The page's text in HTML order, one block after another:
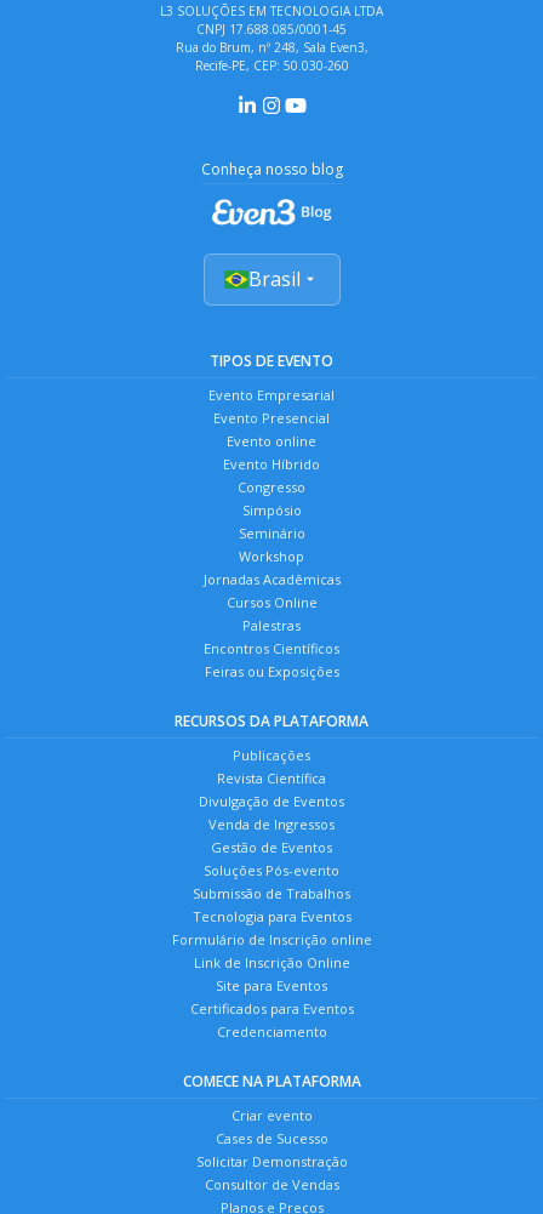
L3 SOLUÇÕES EM TECNOLOGIA LTDA
CNPJ 17.688.085/0001-45
Rua do Brum, nº 248, Sala Even3,
Recife-PE, CEP: 50.030-260
Conheça nosso blog
Brasil
TIPOS DE EVENTO
Evento Empresarial
Evento Presencial
Evento online
Evento Híbrido
Congresso
Simpósio
Seminário
Workshop
Jornadas Acadêmicas
Cursos Online
Palestras
Encontros Científicos
Feiras ou Exposições
RECURSOS DA PLATAFORMA
Publicações
Revista Científica
Divulgação de Eventos
Venda de Ingressos
Gestão de Eventos
Soluções Pós-evento
Submissão de Trabalhos
Tecnologia para Eventos
Formulário de Inscrição online
Link de Inscrição Online
Site para Eventos
Certificados para Eventos
Credenciamento
COMECE NA PLATAFORMA
Criar evento
Cases de Sucesso
Solicitar Demonstração
Consultor de Vendas
Planos e Preços